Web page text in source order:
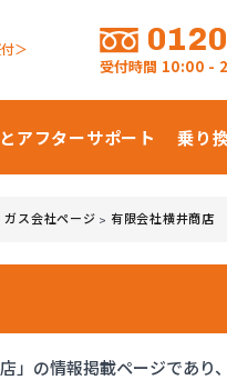
＞
受付時間 10:00 -
アフターサポート 乗り
ガス会社ページ > 有限会社横井商店
」の情報掲載ページであ